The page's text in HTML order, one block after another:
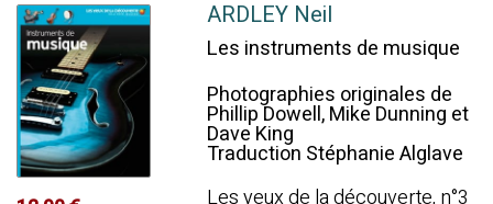
ARDLEY Neil
Les instruments de musique
Photographies originales de
Phillip Dowell, Mike Dunning et
Dave King
Traduction Stéphanie Alglave
Les yeux de la découverte, n°3